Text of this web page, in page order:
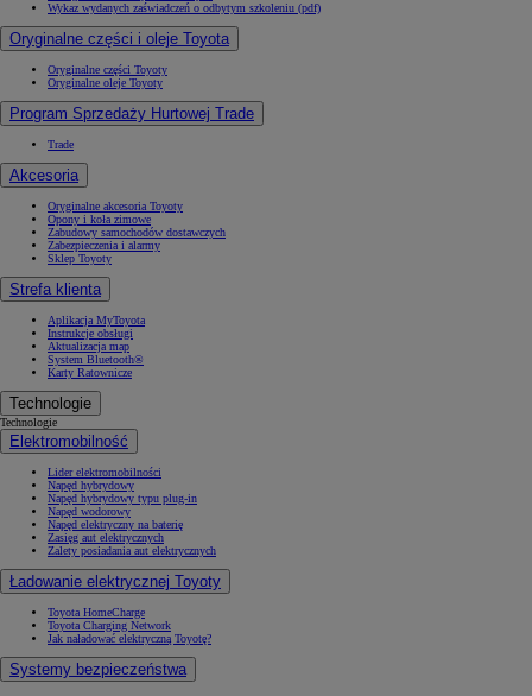
Wykaz wydanych zaświadczeń o odbytym szkoleniu (pdf)
Oryginalne części i oleje Toyota
Oryginalne części Toyoty
Oryginalne oleje Toyoty
Program Sprzedaży Hurtowej Trade
Trade
Akcesoria
Oryginalne akcesoria Toyoty
Opony i koła zimowe
Zabudowy samochodów dostawczych
Zabezpieczenia i alarmy
Sklep Toyoty
Strefa klienta
Aplikacja MyToyota
Instrukcje obsługi
Aktualizacja map
System Bluetooth®
Karty Ratownicze
Technologie
Technologie
Elektromobilność
Lider elektromobilności
Napęd hybrydowy
Napęd hybrydowy typu plug-in
Napęd wodorowy
Napęd elektryczny na baterię
Zasięg aut elektrycznych
Zalety posiadania aut elektrycznych
Ładowanie elektrycznej Toyoty
Toyota HomeCharge
Toyota Charging Network
Jak naładować elektryczną Toyotę?
Systemy bezpieczeństwa